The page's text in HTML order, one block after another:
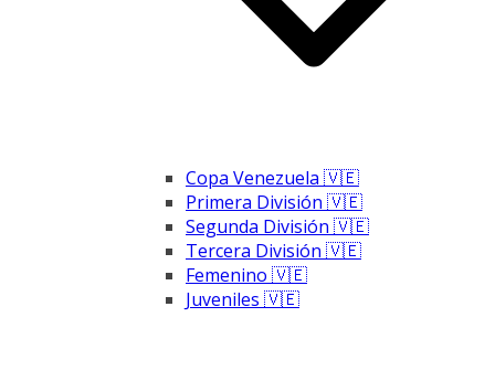
Copa Venezuela 🇻🇪
Primera División 🇻🇪
Segunda División 🇻🇪
Tercera División 🇻🇪
Femenino 🇻🇪
Juveniles 🇻🇪